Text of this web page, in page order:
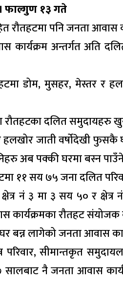
फाल्गुण १३ गते
रौतहटमा पनि जनता आवास
कार्यक्रम अन्तर्गत अति
डोम, मुसहर, मेस्तर र
रौतहटका दलित समुदायहरु
हलखोर जाती वर्षोदेखी
अब पक्की घरमा बस्न
११ सय ७५ जना दलित
नं ३ मा ३ सय ५० र
कार्यक्रमका रौतहट
बन्न लागेको जनता आवास
परिवार, सीमान्तकृत
नै जनता आवास